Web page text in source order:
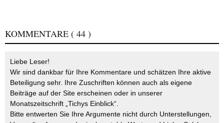
KOMMENTARE ( 44 )
Liebe Leser!
Wir sind dankbar für Ihre Kommentare und schätzen Ihre aktive
Beteiligung sehr. Ihre Zuschriften können auch als eigene
Beiträge auf der Site erscheinen oder in unserer
Monatszeitschrift „Tichys Einblick“.
Bitte entwerten Sie Ihre Argumente nicht durch Unterstellungen,